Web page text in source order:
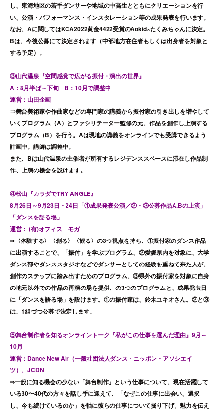
し、東海地区の若手ダンサーや地域の中高生とともにクリエーションを行
い、公演・パフォーマンス・インスタレーション等の成果発表を行います。
なお、Aに関してはKCA2022黄金4422受賞のAokid×たくみちゃんに決定。
Bは、今後公募にて決定されます（中部地方在住者もしくは出身者を対象と
する予定）。
③山代温泉『空間感覚で広がる振付・演出の世界』
A：8月半ば～下旬 B：10月で調整中
運営：山田企画
⇒舞台美術家や作曲家などの専門家の講義から振付家の引き出しを増やして
いくプログラム（A）とファシリテーター監修の元、作品を創作し上演する
プログラム（B）を行う。Aは現地の講義をオンラインでも受講できるよう
計画中。講師は調整中。
また、Bは山代温泉の主催者が所有するレジデンススペースに滞在し作品制
作、上演の機会を設けます。
④松山『カラダでTRY ANGLE』
8月26日～9月23日・24日「①成果発表公演／②・③公募作品A.Bの上演」
「ダンスを語る場」
運営： (有)オフィス モガ
⇒〈体験する〉〈創る〉〈観る〉の3つ視点を持ち、①振付家のダンス作品
に出演することで、「振付」を学ぶプログラム、②愛媛県内を対象に、大学
ダンス部やダンススタジオなどでダンサーとしての経験を重ねて来た人が、
創作のステップに踏み出すためのプログラム、③県外の振付家を対象に自身
の地元以外での作品の再演の場を提供、の3つのプログラムと、成果発表日
に「ダンスを語る場」を設けます。①の振付家は、鈴木ユキオさん。②と③
は、1組づつ公募で決定します。
⑤舞台制作者を知るオンライントーク『私がこの仕事を選んだ理由』9月～
10月
運営：Dance New Air（一般社団法人ダンス・ニッポン・アソシエイ
ツ）、JCDN
⇒一般に知る機会の少ない「舞台制作」という仕事について、現在活躍して
いる30〜40代の方々を話し手に迎えて、「なぜこの仕事に出会い、選択
し、今も続けているのか」を軸に彼らの仕事について掘り下げ、魅力を伝え